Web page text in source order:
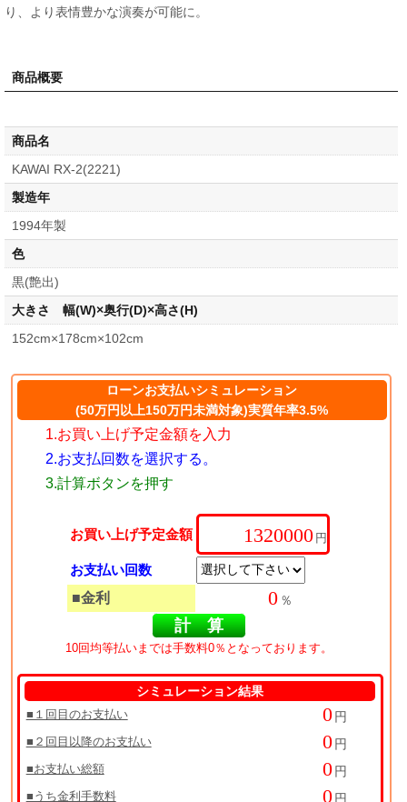
り、より表情豊かな演奏が可能に。
商品概要
商品名
KAWAI RX-2(2221)
製造年
1994年製
色
黒(艶出)
大きさ 幅(W)×奥行(D)×高さ(H)
152cm×178cm×102cm
ローンお支払いシミュレーション
(50万円以上150万円未満対象)実質年率3.5%
1.お買い上げ予定金額を入力
2.お支払回数を選択する。
3.計算ボタンを押す
お買い上げ予定金額 円
お支払い回数
■金利
％
10回均等払いまでは手数料0％となっております。
シミュレーション結果
■１回目のお支払い 円
■２回目以降のお支払い 円
■お支払い総額 円
■うち金利手数料 円